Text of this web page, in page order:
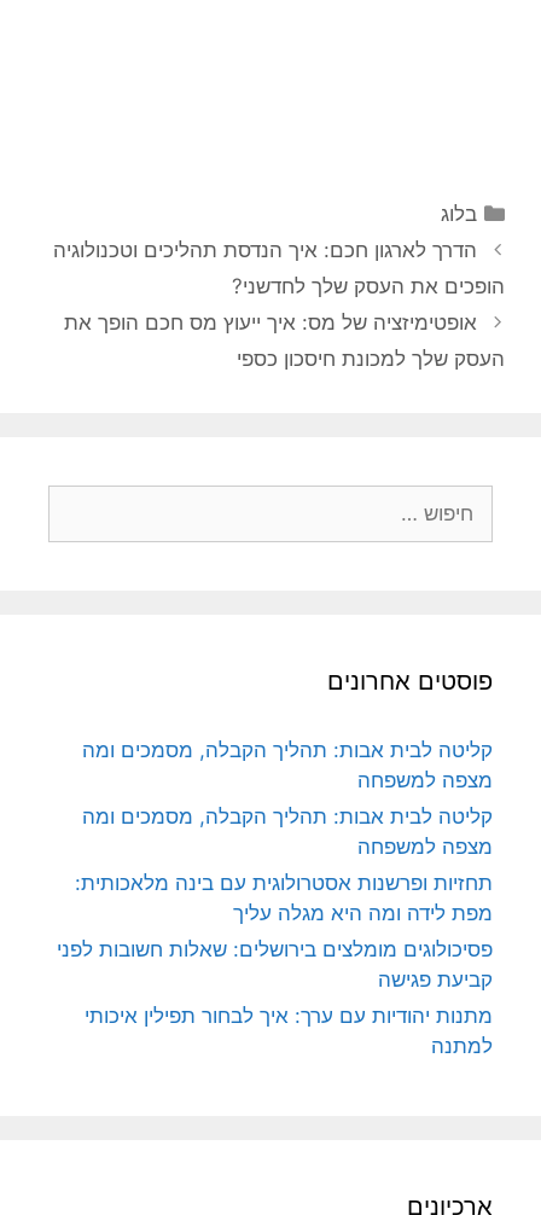
קטגוריות
בלוג
הדרך לארגון חכם: איך הנדסת תהליכים וטכנולוגיה
הופכים את העסק שלך לחדשני?
אופטימיזציה של מס: איך ייעוץ מס חכם הופך את
העסק שלך למכונת חיסכון כספי
פוסטים אחרונים
קליטה לבית אבות: תהליך הקבלה, מסמכים ומה
מצפה למשפחה
קליטה לבית אבות: תהליך הקבלה, מסמכים ומה
מצפה למשפחה
תחזיות ופרשנות אסטרולוגית עם בינה מלאכותית:
מפת לידה ומה היא מגלה עליך
פסיכולוגים מומלצים בירושלים: שאלות חשובות לפני
קביעת פגישה
מתנות יהודיות עם ערך: איך לבחור תפילין איכותי
למתנה
ארכיונים